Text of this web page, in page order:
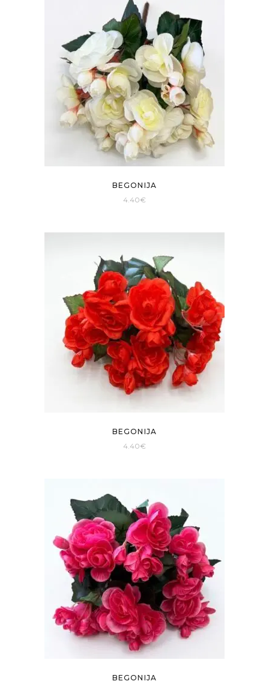
BEGONIJA
4.40€
BEGONIJA
4.40€
BEGONIJA